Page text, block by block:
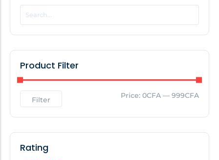
POPULAR THIS WEEK
No Posts Found!
No Posts Found!
Product Filter
Filter Price: 0CFA — 999CFA
Rating